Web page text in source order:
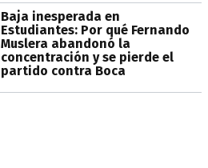
Baja inesperada en
Estudiantes: Por qué Fernando
Muslera abandonó la
concentración y se pierde el
partido contra Boca